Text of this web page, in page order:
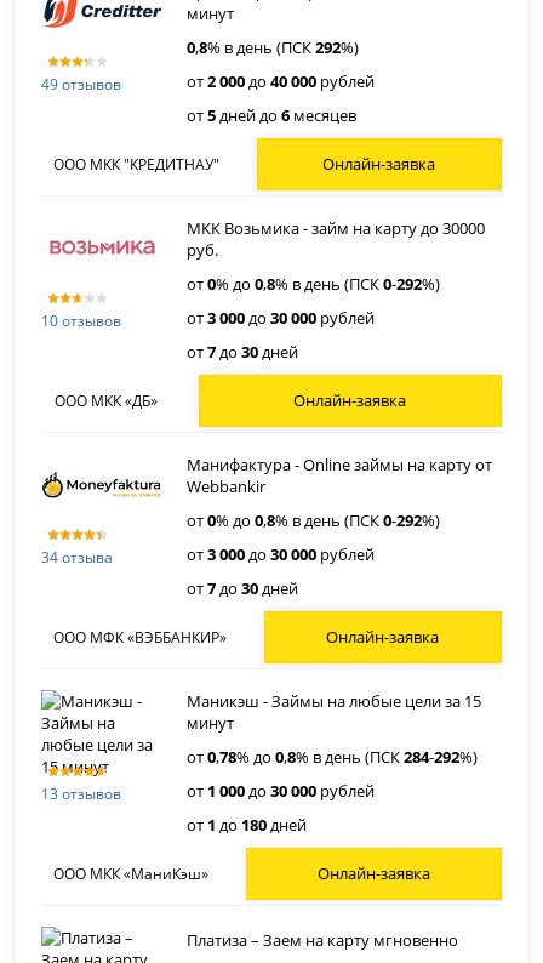
49 отзывов
минут
0,8% в день (ПСК292%)
от2 000до40 000 рублей
от5дней до6 месяцев
ООО МКК "КРЕДИТНАУ" Онлайн-заявка
10 отзывов
МКК Возьмика - займ на карту до 30000
руб.
от0% до0,8% в день (ПСК0-292%)
от3 000до30 000 рублей
от7до30дней
ООО МКК «ДБ» Онлайн-заявка
34 отзыва
Манифактура - Online займы на карту от
Webbankir
от0% до0,8% в день (ПСК0-292%)
от3 000до30 000 рублей
от7до30дней
ООО МФК «ВЭББАНКИР» Онлайн-заявка
13 отзывов
Маникэш - Займы на любые цели за 15
минут
от0,78% до0,8% в день (ПСК284-292%)
от 1 000до30 000 рублей
от 1 до 180дней
ООО МКК «МаниКэш» Онлайн-заявка
Платиза – Заем на карту мгновенно